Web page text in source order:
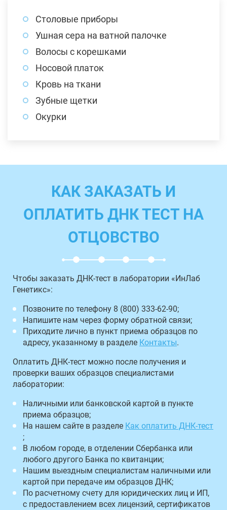
Столовые приборы
Ушная сера на ватной палочке
Волосы с корешками
Носовой платок
Кровь на ткани
Зубные щетки
Окурки
КАК ЗАКАЗАТЬ И
ОПЛАТИТЬ ДНК ТЕСТ НА
ОТЦОВСТВО
Чтобы заказать ДНК-тест в лаборатории «ИнЛаб
Генетикс»:
Позвоните по телефону 8 (800) 333-62-90;
Напишите нам через форму обратной связи;
Приходите лично в пункт приема образцов по
адресу, указанному в разделе Контакты.
Оплатить ДНК-тест можно после получения и
проверки ваших образцов специалистами
лаборатории:
Наличными или банковской картой в пункте
приема образцов;
На нашем сайте в разделе Как оплатить ДНК-тест
;
В любом городе, в отделении Сбербанка или
любого другого Банка по квитанции;
Нашим выездным специалистам наличными или
картой при передаче им образцов ДНК;
По расчетному счету для юридических лиц и ИП,
с предоставлением всех лицензий, сертификатов